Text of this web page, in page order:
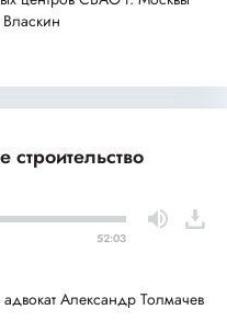
52:03
адвокат Александр Толмачев